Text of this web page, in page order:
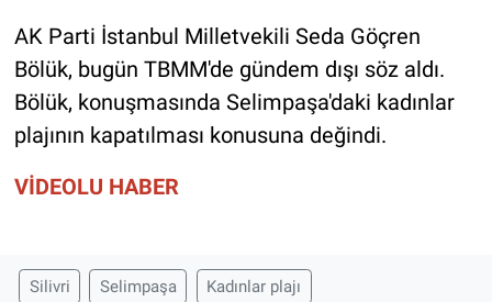
AK Parti İstanbul Milletvekili Seda Göçren
Bölük, bugün TBMM'de gündem dışı söz aldı.
Bölük, konuşmasında Selimpaşa'daki kadınlar
plajının kapatılması konusuna değindi.
VİDEOLU HABER
Silivri Selimpaşa Kadınlar plajı